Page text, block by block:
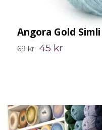
Angora Gold
69 kr 45 kr